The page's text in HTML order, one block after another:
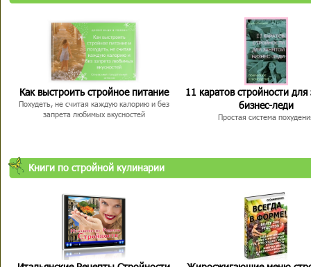
Как выстроить стройное питание
Похудеть, не считая каждую калорию и без
запрета любимых вкусностей
11 каратов стройности для
бизнес-леди
Простая система
Книги по стройной кулинарии